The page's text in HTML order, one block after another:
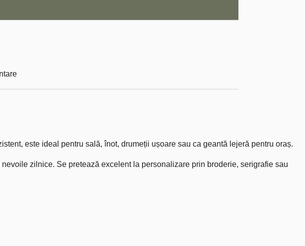
este ideal pentru sală, înot, drumeții ușoare sau ca geantă lejeră pentru oraș.
zilnice. Se pretează excelent la personalizare prin broderie, serigrafie sau